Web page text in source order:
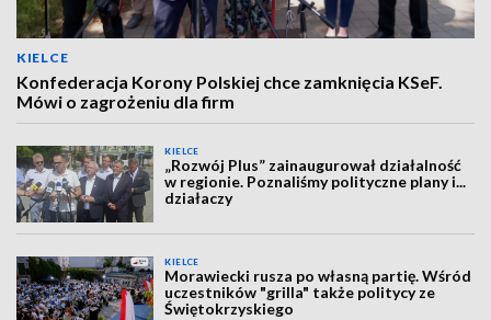
KIELCE
Konfederacja Korony Polskiej chce zamknięcia KSeF.
Mówi o zagrożeniu dla firm
KIELCE
„Rozwój Plus” zainaugurował działalność
w regionie. Poznaliśmy polityczne plany i...
działaczy
KIELCE
Morawiecki rusza po własną partię. Wśród
uczestników "grilla" także politycy ze
Świętokrzyskiego